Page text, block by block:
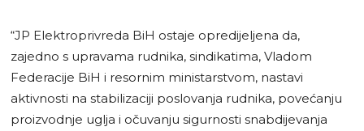
“JP Elektroprivreda BiH ostaje opredijeljena da,
zajedno s upravama rudnika, sindikatima, Vladom
Federacije BiH i resornim ministarstvom, nastavi
aktivnosti na stabilizaciji poslovanja rudnika, povećanju
proizvodnje uglja i očuvanju sigurnosti snabdijevanja